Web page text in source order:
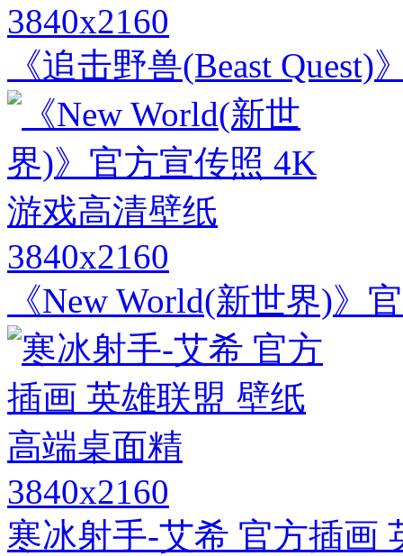
3840x2160
《追击野兽(Beast
3840x2160
《New World(新世界)》
3840x2160
寒冰射手-艾希 官方插画